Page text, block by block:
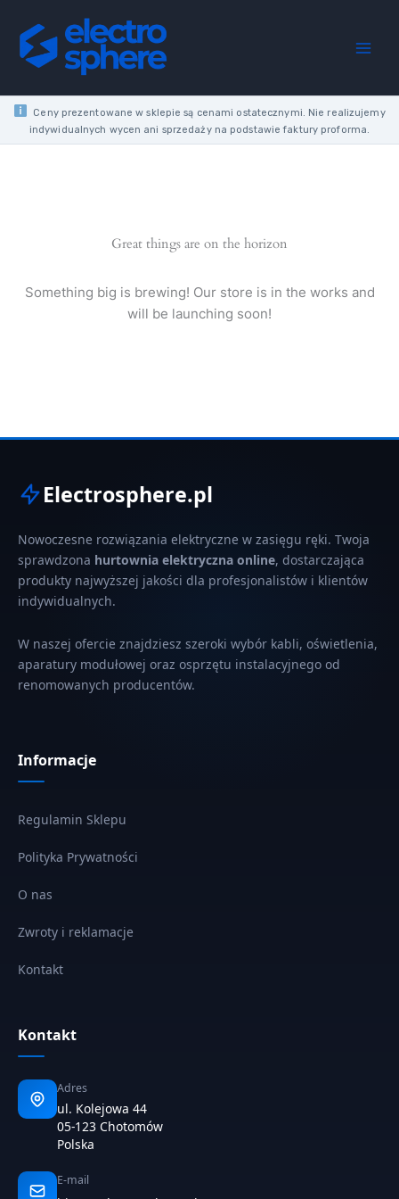
content
Ceny prezentowane w sklepie są cenami ostatecznymi. Nie realizujemy
indywidualnych wycen ani sprzedaży na podstawie faktury proforma.
Great things are on the horizon
Something big is brewing! Our store is in the works and
will be launching soon!
Electrosphere.pl
Nowoczesne rozwiązania elektryczne w zasięgu ręki. Twoja
sprawdzona hurtownia elektryczna online, dostarczająca
produkty najwyższej jakości dla profesjonalistów i klientów
indywidualnych.
W naszej ofercie znajdziesz szeroki wybór kabli, oświetlenia,
aparatury modułowej oraz osprzętu instalacyjnego od
renomowanych producentów.
Informacje
Regulamin Sklepu
Polityka Prywatności
O nas
Zwroty i reklamacje
Kontakt
Kontakt
Adres
ul. Kolejowa 44
05-123 Chotomów
Polska
E-mail
FI20
WHITE
quantity